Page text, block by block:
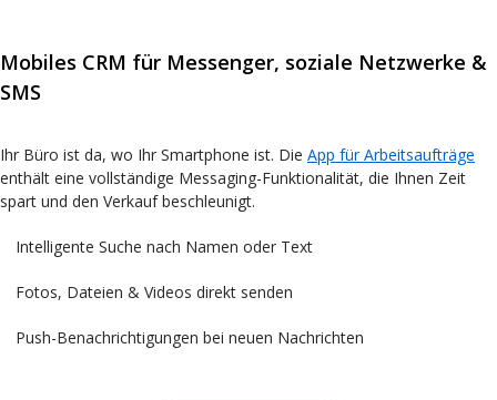
Mobiles CRM für Messenger, soziale Netzwerke &
SMS
Ihr Büro ist da, wo Ihr Smartphone ist. Die App für Arbeitsaufträge
enthält eine vollständige Messaging-Funktionalität, die Ihnen Zeit
spart und den Verkauf beschleunigt.
Intelligente Suche nach Namen oder Text
Fotos, Dateien & Videos direkt senden
Push-Benachrichtigungen bei neuen Nachrichten